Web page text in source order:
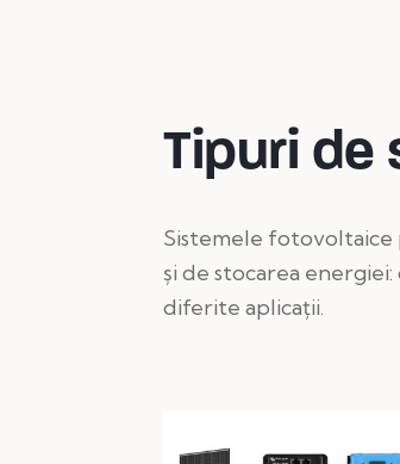
Tipuri
Sistemele
și de stocarea
diferite aplicații.